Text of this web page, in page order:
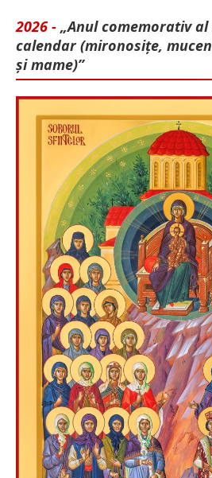
2026 - „Anul comemorativ
calendar (mironosițe,
și mame)”